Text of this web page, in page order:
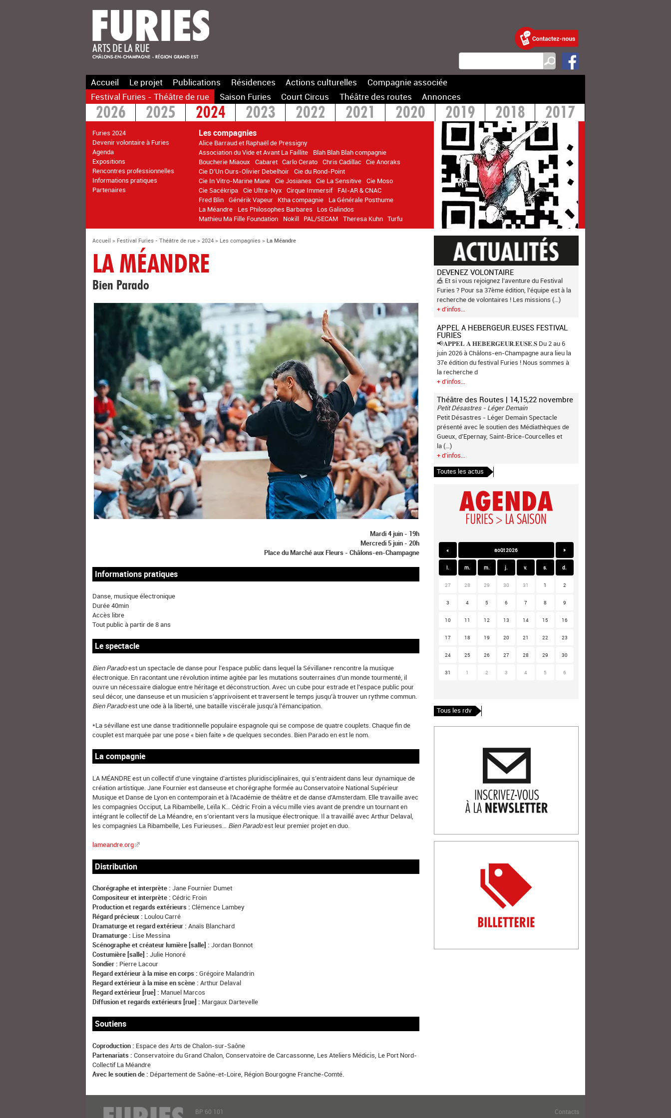
Accueil Le projet Publications Résidences Actions culturelles
Compagnie associée
Festival Furies - Théâtre de rue
Saison Furies Court Circus Théâtre des routes Annonces
2026 2025 2024
Furies 2024
Devenir volontaire à Furies
Agenda
Expositions
Rencontres professionnelles
Informations pratiques
Partenaires
Les compagnies
Alice Barraud et Raphaël de Pressigny
Association du Vide et Avant La Faillite
Blah Blah Blah compagnie
Boucherie Miaoux
Cabaret Carlo Cerato Chris Cadillac Cie Anoraks
Cie D’Un Ours-Olivier Debelhoir Cie du Rond-Point
Cie In Vitro-Marine Mane Cie Josianes Cie La Sensitive Cie Moso
Cie Sacékripa Cie Ultra-Nyx Cirque Immersif FAI-AR & CNAC
Fred Blin Générik Vapeur Ktha compagnie
La Générale Posthume
La Méandre
Les Philosophes Barbares
Los Galindos
Mathieu Ma Fille Foundation
Nokill PAL/SECAM Theresa Kuhn Turfu
2023 2022 2021 2020 2019 2018
2017
2016
>2014
Accueil > Festival Furies - Théâtre de rue > 2024 > Les compagnies >La Méandre
LA MÉANDRE
Bien Parado
Mardi 4 juin - 19h
Mercredi 5 juin - 20h
Place du Marché aux Fleurs - Châlons-en-Champagne
Informations pratiques
Danse, musique électronique
Durée 40min
Accès libre
Tout public à partir de 8 ans
Le spectacle
Bien Paradoest un spectacle de danse pour l’espace public dans lequel la Sévillane* rencontre la musique
électronique. En racontant une révolution intime agitée par les mutations souterraines d’un monde tourmenté, il
ouvre un nécessaire dialogue entre héritage et déconstruction. Avec un cube pour estrade et l’espace public pour
seul décor, une danseuse et un musicien s’apprivoisent et traversent le temps jusqu’à trouver un rythme commun.
Bien Paradoest une ode à la liberté, une bataille viscérale jusqu’à l’émancipation.
*La sévillane est une danse traditionnelle populaire espagnole qui se compose de quatre couplets. Chaque fin de
couplet est marquée par une pose « bien faite » de quelques secondes. Bien Parado en est le nom.
La compagnie
LA MÉANDRE est un collectif d’une vingtaine d’artistes pluridisciplinaires, qui s’entraident dans leur dynamique de
création artistique. Jane Fournier est danseuse et chorégraphe formée au Conservatoire National Supérieur
Musique et Danse de Lyon en contemporain et à l’Académie de théâtre et de danse d’Amsterdam. Elle travaille avec
les compagnies Occiput, La Ribambelle, Leïla K… Cédric Froin a vécu mille vies avant de prendre un tournant en
intégrant le collectif de La Méandre, en s’orientant vers la musique électronique. Il a travaillé avec Arthur Delaval,
les compagnies La Ribambelle, Les Furieuses… Bien Paradoest leur premier projet en duo.
lameandre.org
Distribution
Chorégraphe et interprète : Jane Fournier Dumet
Compositeur et interprète : Cédric Froin
Production et regards extérieurs : Clémence Lambey
Régard précieux : Loulou Carré
Dramaturge et regard extérieur : Anaïs Blanchard
Dramaturge : Lise Messina
Scénographe et créateur lumière [salle] : Jordan Bonnot
Costumière [salle] : Julie Honoré
Sondier : Pierre Lacour
Regard extérieur à la mise en corps : Grégoire Malandrin
Regard extérieur à la mise en scène : Arthur Delaval
Regard extérieur [rue] : Manuel Marcos
Diffusion et regards extérieurs [rue] : Margaux Dartevelle
Soutiens
Coproduction : Espace des Arts de Chalon-sur-Saône
Partenariats :Conservatoire du Grand Chalon, Conservatoire de Carcassonne, Les Ateliers Médicis, Le Port Nord-
Collectif La Méandre
Avec le soutien de : Département de Saône-et-Loire, Région Bourgogne Franche-Comté.
DEVENEZ VOLONTAIRE
🎪 Et si vous rejoignez l’aventure du Festival
Furies ? Pour sa 37ème édition, l’équipe est à la
recherche de volontaires ! Les missions (…)
+ d'infos...
APPEL A HEBERGEUR.EUSES FESTIVAL
FURIES
📢𝐀𝐏𝐏𝐄𝐋 𝐀 𝐇𝐄𝐁𝐄𝐑𝐆𝐄𝐔𝐑.𝐄𝐔𝐒𝐄.𝐒 Du 2 au 6
juin 2026 à Châlons-en-Champagne aura lieu la
37e édition du festival Furies ! Nous sommes à
la recherche d
+ d'infos...
Théâtre des Routes | 14,15,22 novembre
Petit Désastres - Léger Demain
Petit Désastres - Léger Demain Spectacle
présenté avec le soutien des Médiathèques de
Gueux, d’Epernay, Saint-Brice-Courcelles et
la (…)
+ d'infos...
Toutes les actus
« août 2026 »
l. m. m. j. v. s. d.
27 28 29 30 31 1 2
3 4 5 6 7 8 9
10 11 12 13 14 15 16
17 18 19 20 21 22 23
24 25 26 27 28 29 30
31 1 2 3 4 5 6
Tous les rdv
BP 60 101
Contacts